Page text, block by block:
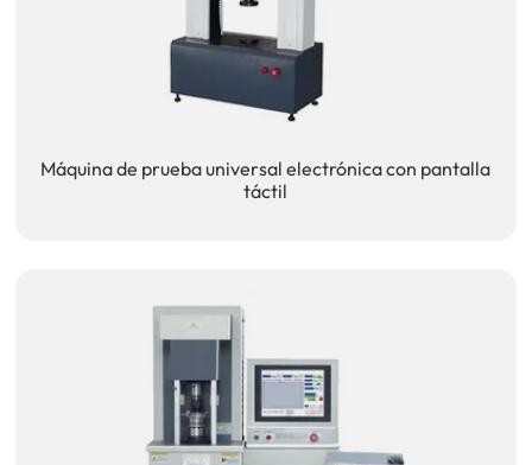
Máquina de prueba universal electrónica con pantalla
táctil